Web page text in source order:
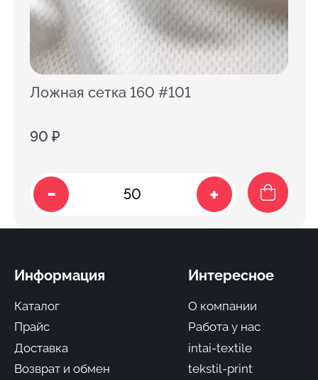
Ложная сетка 160 #101
90 ₽
- +
Информация
Каталог
Прайс
Доставка
Возврат и обмен
Интересное
О компании
Работа у нас
intai-textile
tekstil-print